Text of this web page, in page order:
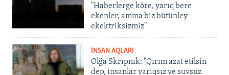
"Haberlerge köre, yarıq bere
ekenler, amma biz bütünley
ekektriksizmiz"
İNSAN AQLARI
Olğa Skrıpnık: "Qırım azat etilsin
dep, insanlar yarıqsız ve suvsuz